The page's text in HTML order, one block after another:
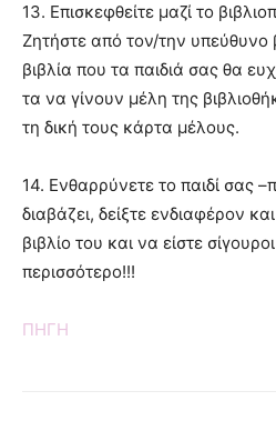
13. Επισκεφθείτε µαζί το
Ζητήστε από τον/την υπεύθυνο
βιβλία που τα παιδιά σας θα
τα να γίνουν µέλη της
τη δική τους κάρτα µέλους.
14. Ενθαρρύνετε το παιδί σας
διαβάζει, δείξτε ενδιαφέρον
βιβλίο του και να είστε
περισσότερο!!!
ΠΗΓΗ